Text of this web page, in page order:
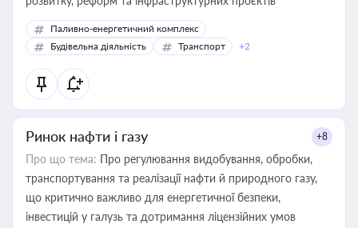
Паливно-енергетичний комплекс
Будівельна діяльність
Транспорт +2
Ринок нафти і газу +8
Про що тема: Про регулювання видобування, обробки,
транспортування та реалізації нафти й природного газу,
що критично важливо для енергетичної безпеки,
інвестицій у галузь та дотримання ліцензійних умов